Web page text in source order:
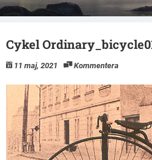
Cykel
11 maj, 2021 Kommentera